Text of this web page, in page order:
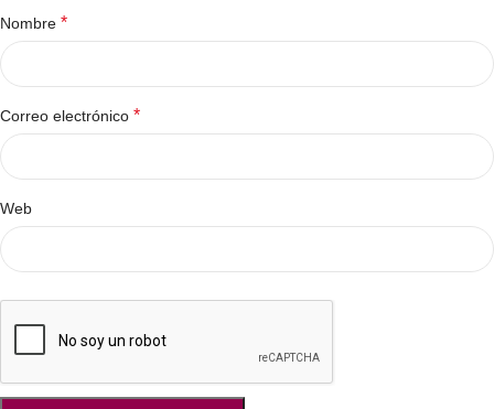
Nombre *
Correo electrónico *
Web